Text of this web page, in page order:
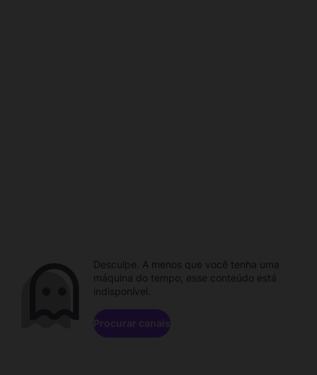
Desculpe. A menos que você tenha uma
máquina do tempo, esse conteúdo está
indisponível.
Procurar canais